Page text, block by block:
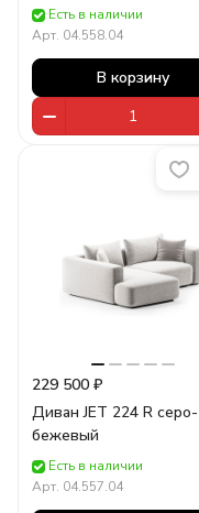
Есть в наличии
Арт. 04.558.04
В корзину
229 500 ₽
Диван JET 224 R серо-
бежевый
Есть в наличии
Арт. 04.557.04